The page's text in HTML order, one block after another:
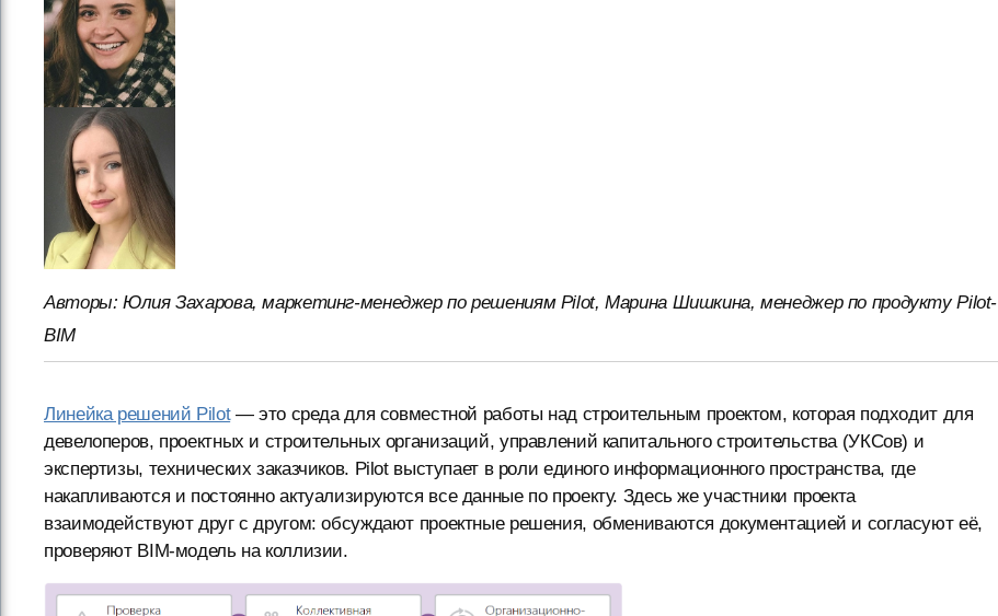
Авторы: Юлия Захарова, маркетинг-менеджер по решениям Pilot, Марина Шишкина, менеджер по продукту Pilot-
BIM
Линейка решений Pilot— это среда для совместной работы над строительным проектом, которая подходит для
девелоперов, проектных и строительных организаций, управлений капитального строительства (УКСов) и
экспертизы, технических заказчиков. Pilot выступает в роли единого информационного пространства, где
накапливаются и постоянно актуализируются все данные по проекту. Здесь же участники проекта
взаимодействуют друг с другом: обсуждают проектные решения, обмениваются документацией и согласуют её,
проверяют BIM-модель на коллизии.